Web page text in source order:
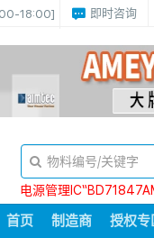
18:00] 即时咨询
电源管理
首页 制造商 授权专